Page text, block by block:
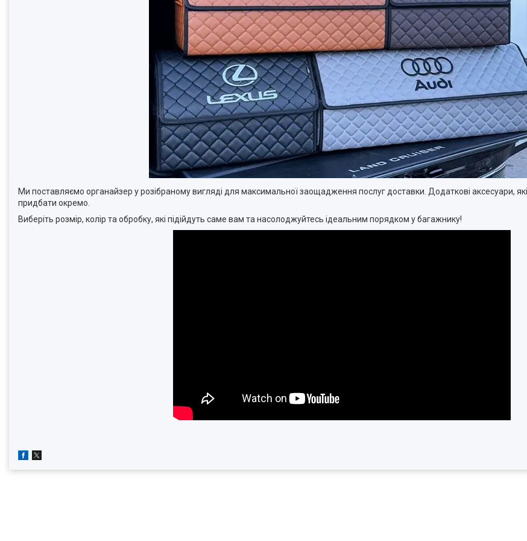
Ми поставляємо органайзер у розібраному вигляді для максимальної заощадження послуг доставки. Додаткові аксесуари,
придбати окремо.
Виберіть розмір, колір та обробку, які підійдуть саме вам та насолоджуйтесь ідеальним порядком у багажнику!